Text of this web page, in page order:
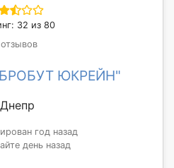
32 из 80
ЮКРЕЙН"
Днепр
год назад
день назад